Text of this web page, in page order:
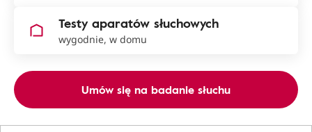
Testy aparatów słuchowych
wygodnie, w domu
Umów się na badanie słuchu